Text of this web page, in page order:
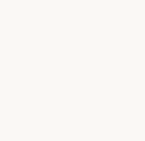
Method
Method